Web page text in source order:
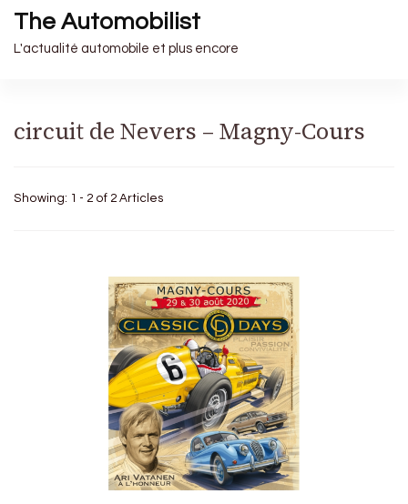
The Automobilist
L'actualité automobile et plus encore
circuit de Nevers – Magny-Cours
Showing: 1 - 2 of 2 Articles